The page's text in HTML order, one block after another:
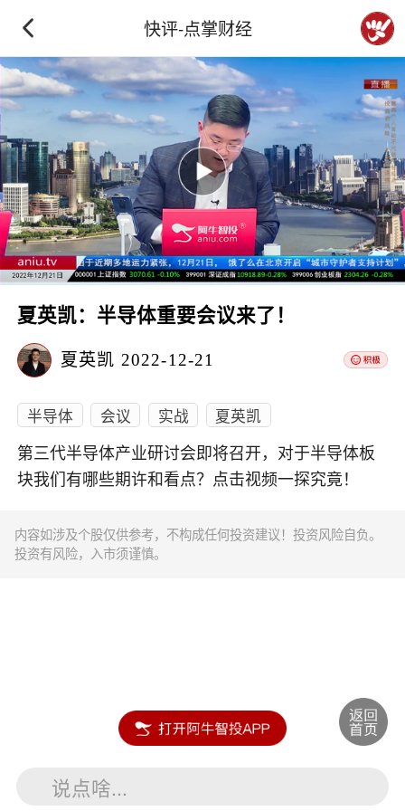
快评-点掌财经
夏英凯：半导体重要会议来了！
夏英凯 2022-12-21
半导体 会议 实战 夏英凯
第三代半导体产业研讨会即将召开，对于半导体板
块我们有哪些期许和看点？点击视频一探究竟！
内容如涉及个股仅供参考，不构成任何投资建议！投资风险自负。
投资有风险，入市须谨慎。
说点啥...